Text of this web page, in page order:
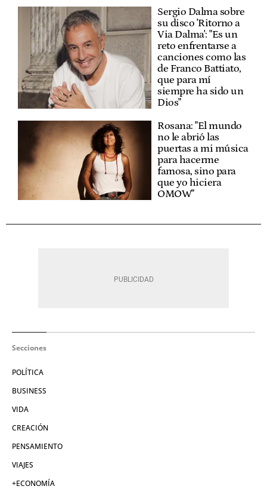
Sergio Dalma sobre
su disco 'Ritorno a
Via Dalma': "Es un
reto enfrentarse a
canciones como las
de Franco Battiato,
que para mí
siempre ha sido un
Dios"
Rosana: "El mundo
no le abrió las
puertas a mi música
para hacerme
famosa, sino para
que yo hiciera
OMOW"
Secciones
POLÍTICA
BUSINESS
VIDA
CREACIÓN
PENSAMIENTO
VIAJES
+ECONOMÍA